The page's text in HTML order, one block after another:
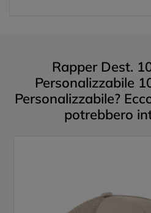
Rapper Dest.
Personalizzabile
Personalizzabile?
potrebbero